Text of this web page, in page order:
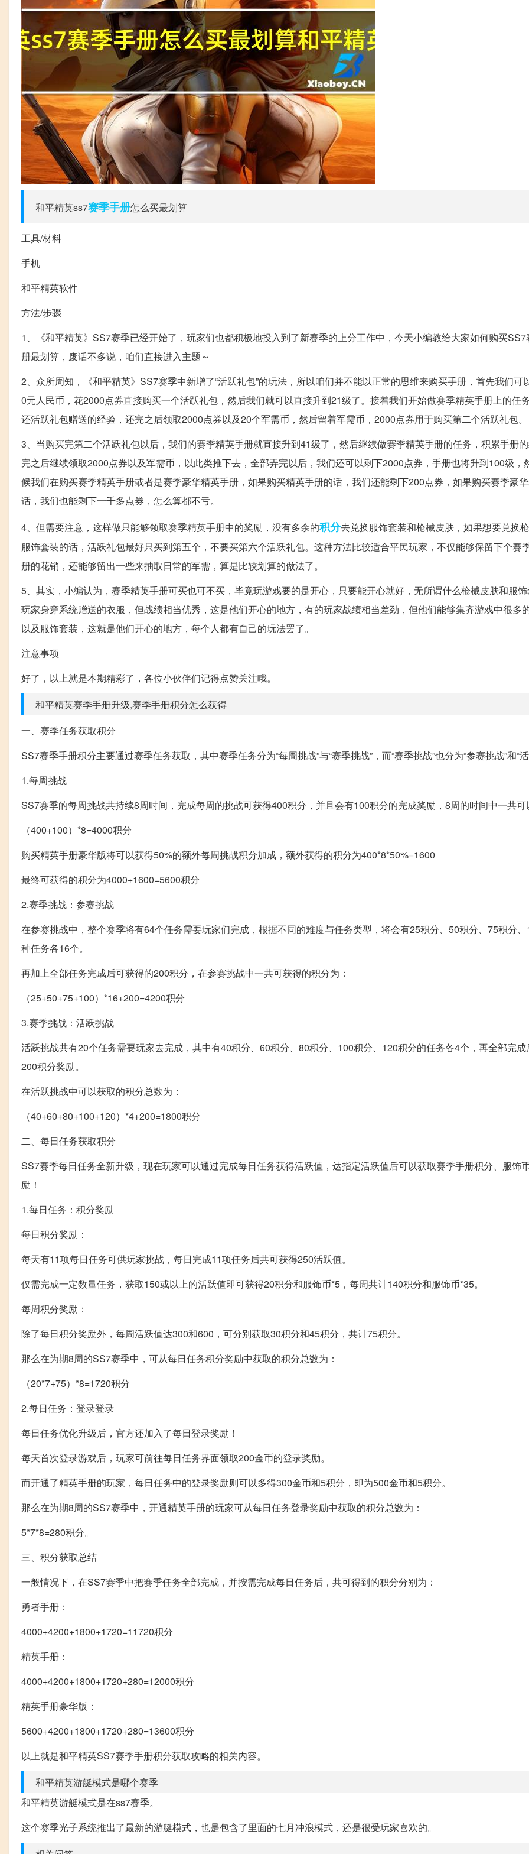
和平精英ss7赛季手册怎么买最划算
工具/材料
手机
和平精英软件
方法/步骤
1、《和平精英》SS7赛季已经开始了，玩家们也都积极地投入到了新赛季的上分工作中，今天小编教给大家如何购买
册最划算，废话不多说，咱们直接进入主题～
2、众所周知，《和平精英》SS7赛季中新增了“活跃礼包”的玩法，所以咱们并不能以正常的思维来购买手册，首先我们可
0元人民币，花2000点券直接购买一个活跃礼包，然后我们就可以直接升到21级了。接着我们开始做赛季精英手册上的任
还活跃礼包赠送的经验，还完之后领取2000点券以及20个军需币，然后留着军需币，2000点券用于购买第二个活跃礼包。
3、当购买完第二个活跃礼包以后，我们的赛季精英手册就直接升到41级了，然后继续做赛季精英手册的任务，积累手册
完之后继续领取2000点券以及军需币，以此类推下去，全部弄完以后，我们还可以剩下2000点券，手册也将升到100级，
候我们在购买赛季精英手册或者是赛季豪华精英手册，如果购买精英手册的话，我们还能剩下200点券，如果购买赛季豪
话，我们也能剩下一千多点券，怎么算都不亏。
4、但需要注意，这样做只能够领取赛季精英手册中的奖励，没有多余的积分去兑换服饰套装和枪械皮肤，如果想要兑换
服饰套装的话，活跃礼包最好只买到第五个，不要买第六个活跃礼包。这种方法比较适合平民玩家，不仅能够保留下个赛
册的花销，还能够留出一些来抽取日常的军需，算是比较划算的做法了。
5、其实，小编认为，赛季精英手册可买也可不买，毕竟玩游戏要的是开心，只要能开心就好，无所谓什么枪械皮肤和服
玩家身穿系统赠送的衣服，但战绩相当优秀，这是他们开心的地方，有的玩家战绩相当差劲，但他们能够集齐游戏中很多
以及服饰套装，这就是他们开心的地方，每个人都有自己的玩法罢了。
注意事项
好了，以上就是本期精彩了，各位小伙伴们记得点赞关注哦。
和平精英赛季手册升级,赛季手册积分怎么获得
一、赛季任务获取积分
SS7赛季手册积分主要通过赛季任务获取，其中赛季任务分为“每周挑战”与“赛季挑战”，而“赛季挑战”也分为“参赛挑战”和“活
1.每周挑战
SS7赛季的每周挑战共持续8周时间，完成每周的挑战可获得400积分，并且会有100积分的完成奖励，8周的时间中一共可
（400+100）*8=4000积分
购买精英手册豪华版将可以获得50%的额外每周挑战积分加成，额外获得的积分为400*8*50%=1600
最终可获得的积分为4000+1600=5600积分
2.赛季挑战：参赛挑战
在参赛挑战中，整个赛季将有64个任务需要玩家们完成，根据不同的难度与任务类型，将会有25积分、50积分、75积分
种任务各16个。
再加上全部任务完成后可获得的200积分，在参赛挑战中一共可获得的积分为：
（25+50+75+100）*16+200=4200积分
3.赛季挑战：活跃挑战
活跃挑战共有20个任务需要玩家去完成，其中有40积分、60积分、80积分、100积分、120积分的任务各4个，再全部完
200积分奖励。
在活跃挑战中可以获取的积分总数为：
（40+60+80+100+120）*4+200=1800积分
二、每日任务获取积分
SS7赛季每日任务全新升级，现在玩家可以通过完成每日任务获得活跃值，达指定活跃值后可以获取赛季手册积分、服饰
励！
1.每日任务：积分奖励
每日积分奖励：
每天有11项每日任务可供玩家挑战，每日完成11项任务后共可获得250活跃值。
仅需完成一定数量任务，获取150或以上的活跃值即可获得20积分和服饰币*5，每周共计140积分和服饰币*35。
每周积分奖励：
除了每日积分奖励外，每周活跃值达300和600，可分别获取30积分和45积分，共计75积分。
那么在为期8周的SS7赛季中，可从每日任务积分奖励中获取的积分总数为：
（20*7+75）*8=1720积分
2.每日任务：登录登录
每日任务优化升级后，官方还加入了每日登录奖励！
每天首次登录游戏后，玩家可前往每日任务界面领取200金币的登录奖励。
而开通了精英手册的玩家，每日任务中的登录奖励则可以多得300金币和5积分，即为500金币和5积分。
那么在为期8周的SS7赛季中，开通精英手册的玩家可从每日任务登录奖励中获取的积分总数为：
5*7*8=280积分。
三、积分获取总结
一般情况下，在SS7赛季中把赛季任务全部完成，并按需完成每日任务后，共可得到的积分分别为：
勇者手册：
4000+4200+1800+1720=11720积分
精英手册：
4000+4200+1800+1720+280=12000积分
精英手册豪华版：
5600+4200+1800+1720+280=13600积分
以上就是和平精英SS7赛季手册积分获取攻略的相关内容。
和平精英游艇模式是哪个赛季
和平精英游艇模式是在ss7赛季。
这个赛季光子系统推出了最新的游艇模式，也是包含了里面的七月冲浪模式，还是很受玩家喜欢的。